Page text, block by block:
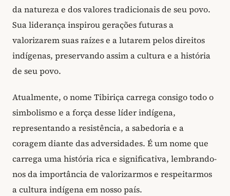
da natureza e dos valores tradicionais de seu povo.
Sua liderança inspirou gerações futuras a
valorizarem suas raízes e a lutarem pelos direitos
indígenas, preservando assim a cultura e a história
de seu povo.
Atualmente, o nome Tibiriça carrega consigo todo o
simbolismo e a força desse líder indígena,
representando a resistência, a sabedoria e a
coragem diante das adversidades. É um nome que
carrega uma história rica e significativa, lembrando-
nos da importância de valorizarmos e respeitarmos
a cultura indígena em nosso país.